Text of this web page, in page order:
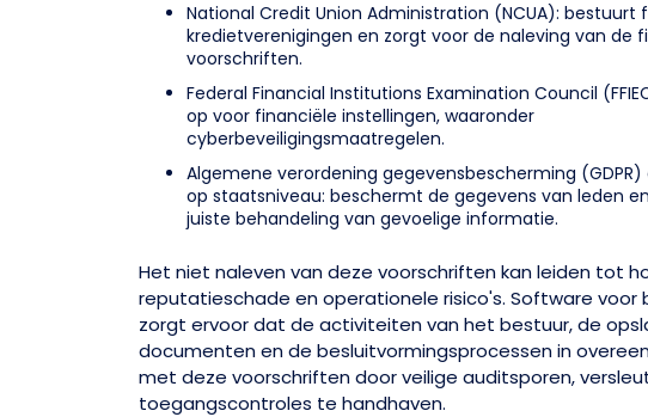
National Credit Union Administration (NCUA): bestuurt
kredietverenigingen en zorgt voor de naleving van de
voorschriften.
Federal Financial Institutions Examination Council
op voor financiële instellingen, waaronder
cyberbeveiligingsmaatregelen.
Algemene verordening gegevensbescherming
op staatsniveau: beschermt de gegevens van leden
juiste behandeling van gevoelige informatie.
Het niet naleven van deze voorschriften kan leiden tot
reputatieschade en operationele risico's. Software voor
zorgt ervoor dat de activiteiten van het bestuur, de
documenten en de besluitvormingsprocessen in
met deze voorschriften door veilige auditsporen,
toegangscontroles te handhaven.